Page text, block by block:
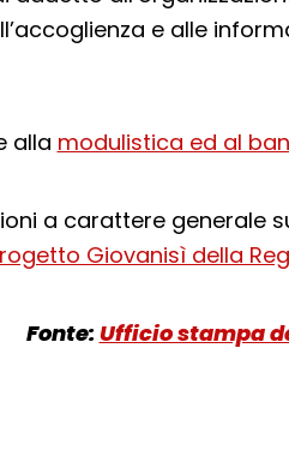
e alle
alla modulistica ed al
a carattere generale
Giovanisì della
Fonte:Ufficio stampa